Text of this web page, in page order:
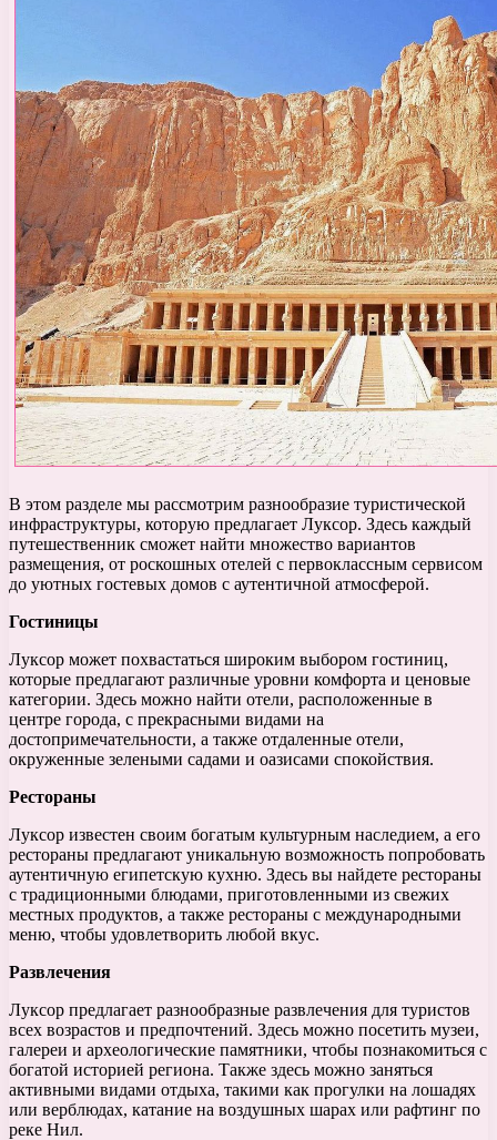
В этом разделе мы рассмотрим разнообразие туристической
инфраструктуры, которую предлагает Луксор. Здесь каждый
путешественник сможет найти множество вариантов
размещения, от роскошных отелей с первоклассным сервисом
до уютных гостевых домов с аутентичной атмосферой.
Гостиницы
Луксор может похвастаться широким выбором гостиниц,
которые предлагают различные уровни комфорта и ценовые
категории. Здесь можно найти отели, расположенные в
центре города, с прекрасными видами на
достопримечательности, а также отдаленные отели,
окруженные зелеными садами и оазисами спокойствия.
Рестораны
Луксор известен своим богатым культурным наследием, а его
рестораны предлагают уникальную возможность попробовать
аутентичную египетскую кухню. Здесь вы найдете рестораны
с традиционными блюдами, приготовленными из свежих
местных продуктов, а также рестораны с международными
меню, чтобы удовлетворить любой вкус.
Развлечения
Луксор предлагает разнообразные развлечения для туристов
всех возрастов и предпочтений. Здесь можно посетить музеи,
галереи и археологические памятники, чтобы познакомиться с
богатой историей региона. Также здесь можно заняться
активными видами отдыха, такими как прогулки на лошадях
или верблюдах, катание на воздушных шарах или рафтинг по
реке Нил.